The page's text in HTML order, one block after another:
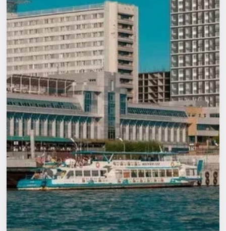
Спорт
События
Города
Площадки
Артисты
Рейтинги